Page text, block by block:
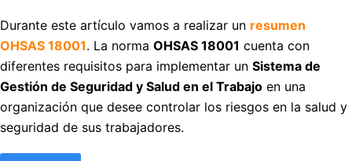
Durante este artículo vamos a realizar un resumen
OHSAS 18001. La norma OHSAS 18001 cuenta con
diferentes requisitos para implementar un Sistema de
Gestión de Seguridad y Salud en el Trabajo en una
organización que desee controlar los riesgos en la salud y
seguridad de sus trabajadores.